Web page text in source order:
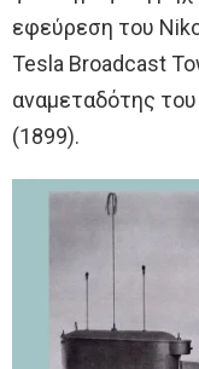
εφεύρεση του
Tesla Broadcast
αναμεταδότης
(1899).